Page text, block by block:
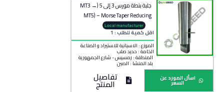
جلبة بنطة مورس 3 إلى 5 (MT3 →
MT5) – Morse Taper Reducing
Sleeve MT3 to MT5
Local manufacturer
اقل كمية للطلب : 1
الموزع : الاسبانية للاستيراد و الصناعة
الخامة : حديد صلب
المنطقة : رمسيس - شارع الجمهورية
بلد المنشأ :الصين
اسأل المورد عن
السعر تفاصيل
المنتج